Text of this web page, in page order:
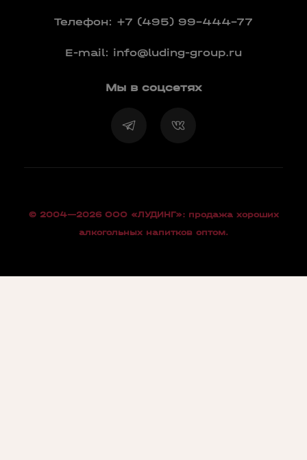
Телефон: +7 (495) 99-444-77
E-mail: info@luding-group.ru
Мы в соцсетях
© 2004—2026 OOO «ЛУДИНГ»: продажа хороших
алкогольных напитков оптом.